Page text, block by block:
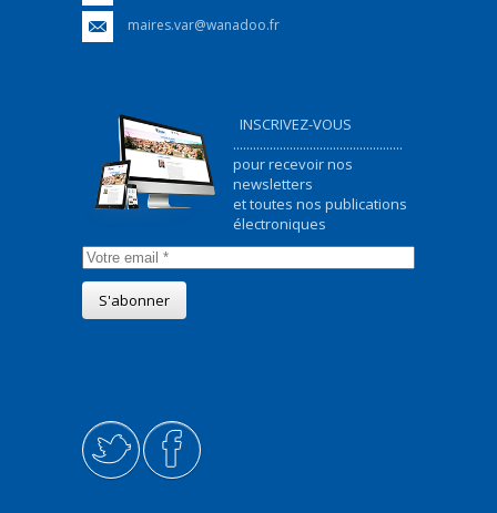
maires.var@wanadoo.fr
INSCRIVEZ-VOUS
...................................................
pour recevoir nos
newsletters
et toutes nos publications
électroniques